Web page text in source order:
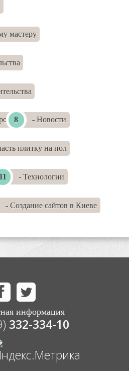
мастеру
- Новости
плитку на пол
- Технологии
- Создание сайтов в Киеве
информация
332-334-10